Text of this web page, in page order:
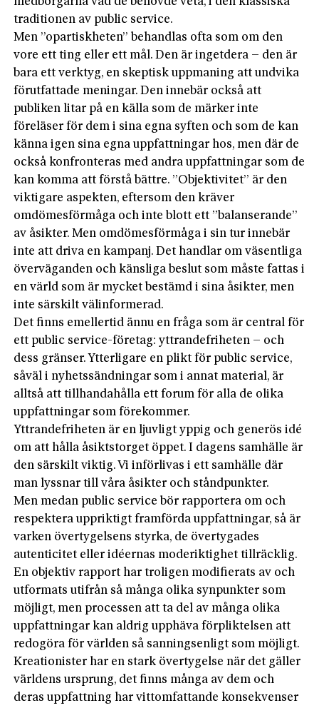
traditionen av public service.
Men ”opartiskheten” behandlas ofta som om den
vore ett ting eller ett mål. Den är ingetdera – den är
bara ett verktyg, en skeptisk uppmaning att undvika
förutfattade meningar. Den innebär också att
publiken litar på en källa som de märker inte
föreläser för dem i sina egna syften och som de kan
känna igen sina egna uppfattningar hos, men där de
också konfronteras med andra uppfattningar som de
kan komma att förstå bättre. ”Objektivitet” är den
viktigare aspekten, eftersom den kräver
omdömesförmåga och inte blott ett ”balanserande”
av åsikter. Men omdömesförmåga i sin tur innebär
inte att driva en kampanj. Det handlar om väsentliga
överväganden och känsliga beslut som måste fattas i
en värld som är mycket bestämd i sina åsikter, men
inte särskilt välinformerad.
Det finns emellertid ännu en fråga som är central för
ett public service-företag: yttrandefriheten – och
dess gränser. Ytterligare en plikt för public service,
såväl i nyhetssändningar som i annat material, är
alltså att tillhandahålla ett forum för alla de olika
uppfattningar som förekommer.
Yttrandefriheten är en ljuvligt yppig och generös idé
om att hålla åsiktstorget öppet. I dagens samhälle är
den särskilt viktig. Vi införlivas i ett samhälle där
man lyssnar till våra åsikter och ståndpunkter.
Men medan public service bör rapportera om och
respektera uppriktigt framförda uppfattningar, så är
varken övertygelsens styrka, de övertygades
autenticitet eller idéernas moderiktighet tillräcklig.
En objektiv rapport har troligen modifierats av och
utformats utifrån så många olika synpunkter som
möjligt, men processen att ta del av många olika
uppfattningar kan aldrig upphäva förpliktelsen att
redogöra för världen så sanningsenligt som möjligt.
Kreationister har en stark övertygelse när det gäller
världens ursprung, det finns många av dem och
deras uppfattning har vittomfattande konsekvenser